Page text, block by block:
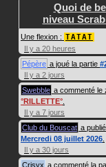
Quoi de
niveau
Une flexion : TATAT
Il y a 20 heures
Pépère a joué la partie
Il y a 2 jours
Swebble a commenté le
RILLETTE
Il y a 7 jours
Club du Bouscat a
Mercredi 08 juillet 2026
Il y a 30 jours
Crisyx a commenté la